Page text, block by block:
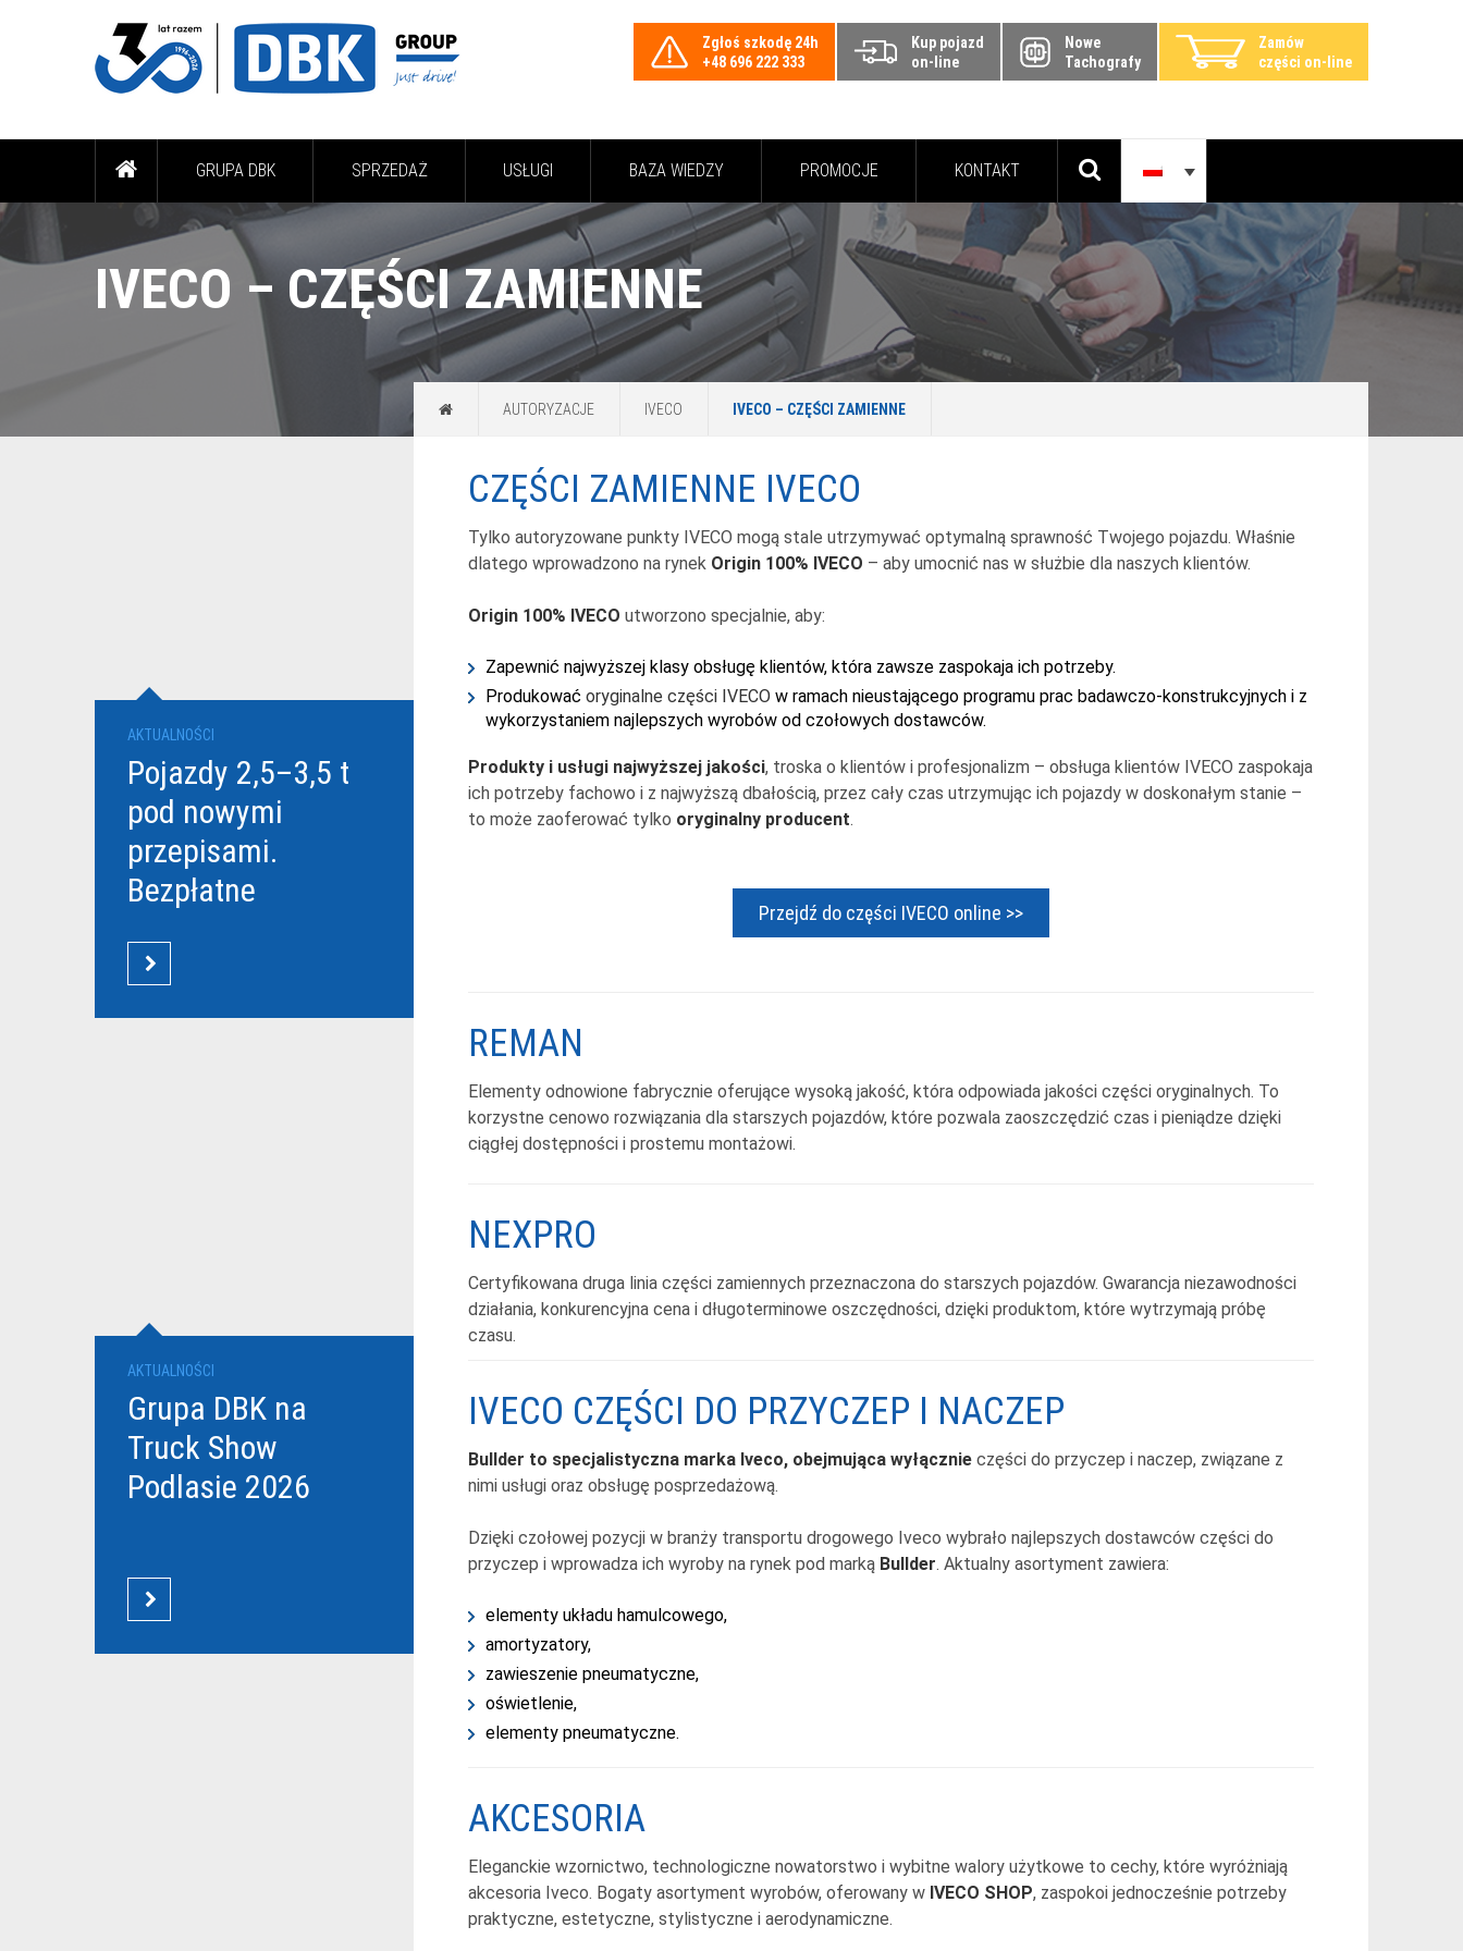
Zgłoś szkodę 24h
+48 696 222 333
Kup pojazd
on-line
Nowe
Tachografy
Zamów
części on-line
GRUPA DBK SPRZEDAŻ USŁUGI BAZA WIEDZY PROMOCJE KONTAKT
IVECO – CZĘŚCI ZAMIENNE
AKTUALNOŚCI
Pojazdy 2,5–3,5 t
pod nowymi
przepisami.
Bezpłatne
DBK dla
przewoźników
CZYTAJ WIĘCEJ
AKTUALNOŚCI
Grupa DBK na
Truck Show
Podlasie 2026
CZYTAJ WIĘCEJ
AUTORYZACJE IVECO IVECO – CZĘŚCI ZAMIENNE
CZĘŚCI ZAMIENNE IVECO
Tylko autoryzowane punkty IVECO mogą stale utrzymywać optymalną sprawność Twojego pojazdu. Właśnie
dlatego wprowadzono na rynek Origin 100% IVECO – aby umocnić nas w służbie dla naszych klientów.
Origin 100% IVECO utworzono specjalnie, aby:
Zapewnić najwyższej klasy obsługę klientów, która zawsze zaspokaja ich potrzeby.
Produkować oryginalne części IVECOw ramach nieustającego programu prac badawczo-konstrukcyjnych i z
wykorzystaniem najlepszych wyrobów od czołowych dostawców.
Produkty i usługi najwyższej jakości, troska o klientów i profesjonalizm – obsługa klientów IVECO zaspokaja
ich potrzeby fachowo i z najwyższą dbałością, przez cały czas utrzymując ich pojazdy w doskonałym stanie –
to może zaoferować tylko oryginalny producent.
Przejdź do części IVECO online >>
REMAN
Elementy odnowione fabrycznie oferujące wysoką jakość, która odpowiada jakości części oryginalnych. To
korzystne cenowo rozwiązania dla starszych pojazdów, które pozwala zaoszczędzić czas i pieniądze dzięki
ciągłej dostępności i prostemu montażowi.
NEXPRO
​Certyfikowana druga linia części zamiennych przeznaczona do starszych pojazdów. Gwarancja niezawodności
działania, konkurencyjna cena i długoterminowe oszczędności, dzięki produktom, które wytrzymają próbę
czasu.
IVECO CZĘŚCI DO PRZYCZEP I NACZEP
Bullder to specjalistyczna marka Iveco, obejmująca wyłącznieczęści do przyczep i naczep, związane z
nimi usługi oraz obsługę posprzedażową.
Dzięki czołowej pozycji w branży transportu drogowego Iveco wybrało najlepszych dostawców części do
przyczep i wprowadza ich wyroby na rynek pod marką Bullder. Aktualny asortyment zawiera:
elementy układu hamulcowego,
amortyzatory,
zawieszenie pneumatyczne,
oświetlenie,
elementy pneumatyczne.
AKCESORIA
Eleganckie wzornictwo, technologiczne nowatorstwo i wybitne walory użytkowe to cechy, które wyróżniają
akcesoria Iveco. Bogaty asortyment wyrobów, oferowany w IVECO SHOP, zaspokoi jednocześnie potrzeby
praktyczne, estetyczne, stylistyczne i aerodynamiczne.